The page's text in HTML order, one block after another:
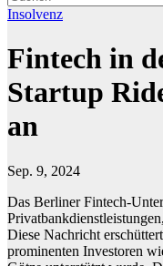
Insolvenz
Fintech in
Startup
an
Sep. 9, 2024
Das Berliner Fintech-
Diese Nachricht
prominenten Investoren